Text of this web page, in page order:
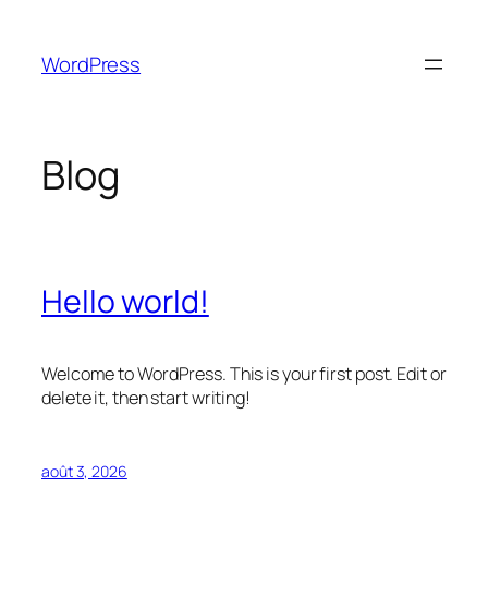
contenu
WordPress
Blog
Hello world!
Welcome to WordPress. This is your first post. Edit or
delete it, then start writing!
août 3, 2026